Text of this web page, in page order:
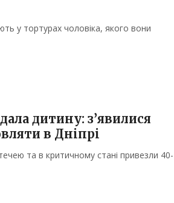
у тортурах чоловіка, якого вони
дитину: з’явилися
в Дніпрі
та в критичному стані привезли 40-